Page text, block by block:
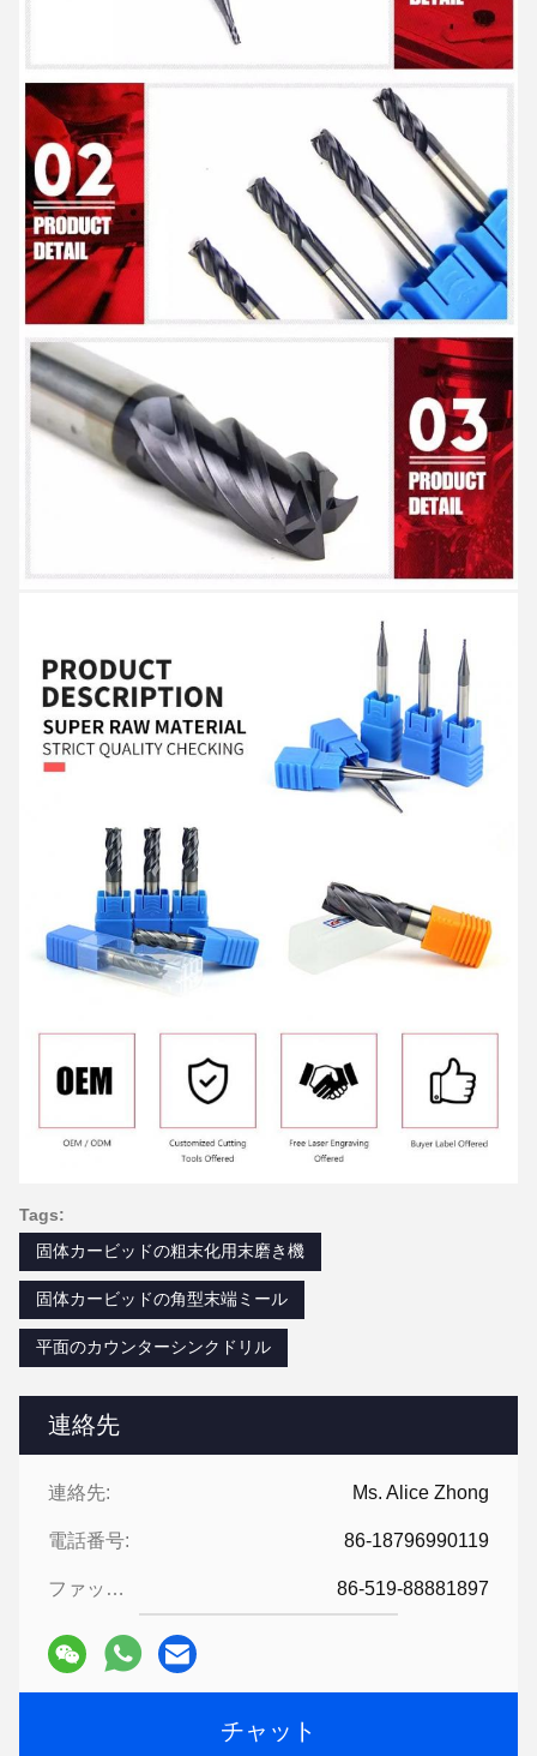
連絡先
連絡先: Ms. Alice Zhong
電話番号: 86-18796990119
ファックス: 86-519-88881897
チャット
Tags:
固体カービッドの粗末化用末磨き機
固体カービッドの角型末端ミール
平面のカウンターシンクドリル